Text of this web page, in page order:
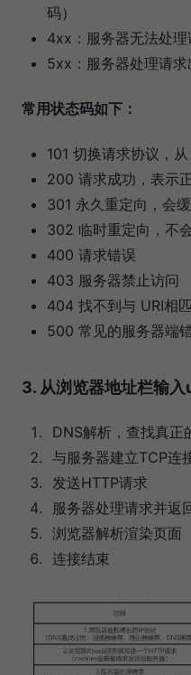
码）
4xx：服务器无法处理
5xx：服务器处理请求
常用状态码如下：
101 切换请求协议，
200 请求成功，表示
301 永久重定向，会
302 临时重定向，不
400 请求错误
403 服务器禁止访问
404 找不到与 URI相匹
500 常见的服务器端
3. 从浏览器地址栏输
DNS解析，查找真正
与服务器建立TCP连
发送HTTP请求
服务器处理请求并返
浏览器解析渲染页面
连接结束